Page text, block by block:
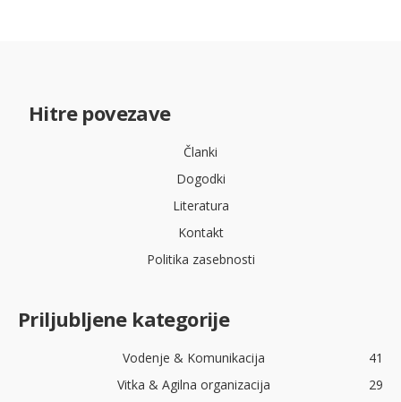
Hitre povezave
Članki
Dogodki
Literatura
Kontakt
Politika zasebnosti
Priljubljene kategorije
Vodenje & Komunikacija
41
Vitka & Agilna organizacija
29